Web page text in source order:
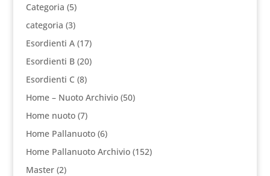
Categoria (5)
categoria (3)
Esordienti A(17)
Esordienti B(20)
Esordienti C (8)
Home – Nuoto Archivio(50)
Home nuoto(7)
Home Pallanuoto(6)
Home Pallanuoto Archivio(152)
Master(2)